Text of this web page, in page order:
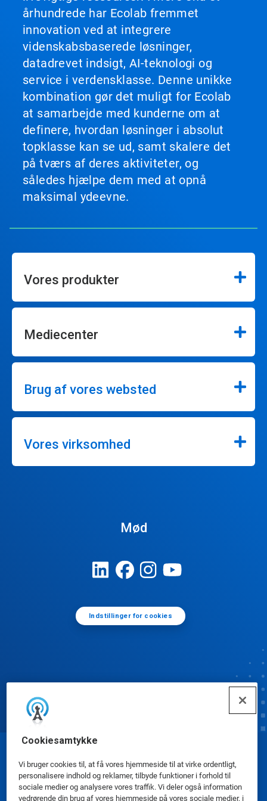
Cookiesamtykke
Vi bruger cookies til, at få vores hjemmeside til at virke ordentligt,
personalisere indhold og reklamer, tilbyde funktioner i forhold til
sociale medier og analysere vores traffik. Vi deler også information
vedrørende din brug af vores hjemmeside på vores sociale medier, i
århundrede har Ecolab fremmet
innovation ved at integrere
videnskabsbaserede løsninger,
datadrevet indsigt, AI-teknologi og
service i verdensklasse. Denne unikke
kombination gør det muligt for Ecolab
at samarbejde med kunderne om at
definere, hvordan løsninger i absolut
topklasse kan se ud, samt skalere det
på tværs af deres aktiviteter, og
således hjælpe dem med at opnå
maksimal ydeevne.
Vores produkter
Mediecenter
Brug af vores websted
Vores virksomhed
Mød
Indstillinger for cookies
© Ecolab Inc. 2025
Sikkerhedsdatablade|Privatlivspolitik|Betingelser